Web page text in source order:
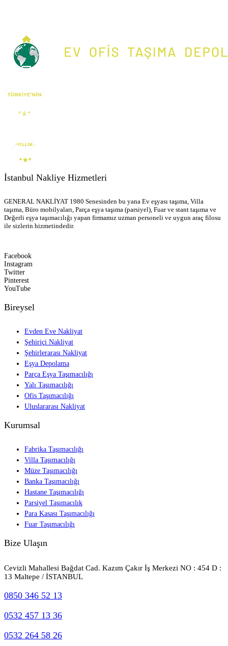
İstanbul Nakliye Hizmetleri
GENERAL NAKLİYAT 1980 Senesinden bu yana Ev eşyası taşıma, Villa
taşıma, Büro mobilyaları, Parça eşya taşıma (parsiyel), Fuar ve stant taşıma ve
Değerli eşya taşımacılığı yapan firmamız uzman personeli ve uygun araç filosu
ile sizlerin hizmetindedir.
Facebook
Instagram
Twitter
Pinterest
YouTube
Bireysel
Evden Eve Nakliyat
Şehiriçi Nakliyat
Şehirlerarası Nakliyat
Eşya Depolama
Parça Eşya Taşımacılığı
Yalı Taşımacılığı
Ofis Taşımacılığı
Uluslararası Nakliyat
Kurumsal
Fabrika Taşımacılığı
Villa Taşımacılığı
Müze Taşımacılığı
Banka Taşımacılığı
Hastane Taşımacılığı
Parsiyel Taşımacılık
Para Kasası Taşımacılığı
Fuar Taşımacılığı
Bize Ulaşın
Cevizli Mahallesi Bağdat Cad. Kazım Çakır İş Merkezi NO : 454 D :
13 Maltepe / İSTANBUL
0850 346 52 13
0532 457 13 36
0532 264 58 26